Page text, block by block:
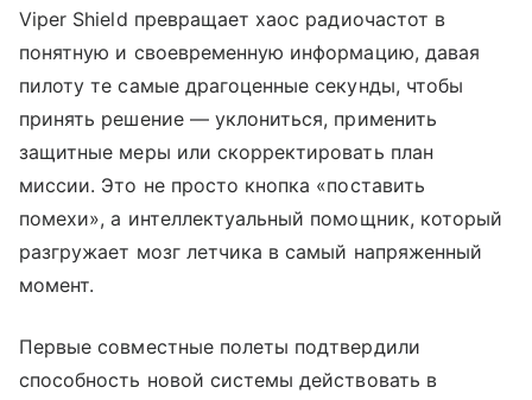
Viper Shield превращает хаос радиочастот в
понятную и своевременную информацию, давая
пилоту те самые драгоценные секунды, чтобы
принять решение — уклониться, применить
защитные меры или скорректировать план
миссии. Это не просто кнопка «поставить
помехи», а интеллектуальный помощник, который
разгружает мозг летчика в самый напряженный
момент.
Первые совместные полеты подтвердили
способность новой системы действовать в